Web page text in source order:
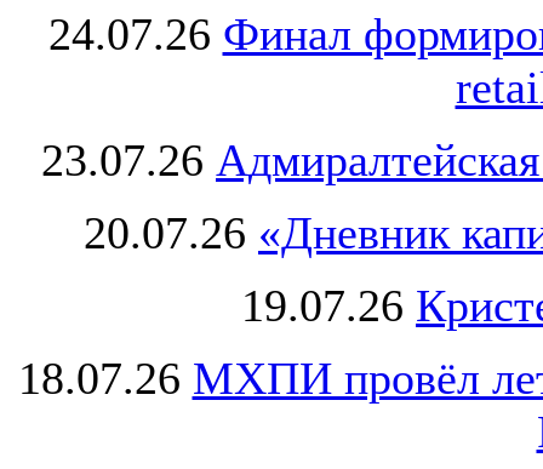
24.07.26 Финал
23.07.26
20.07.26 «Дневник
19.07.26
18.07.26 МХПИ провёл